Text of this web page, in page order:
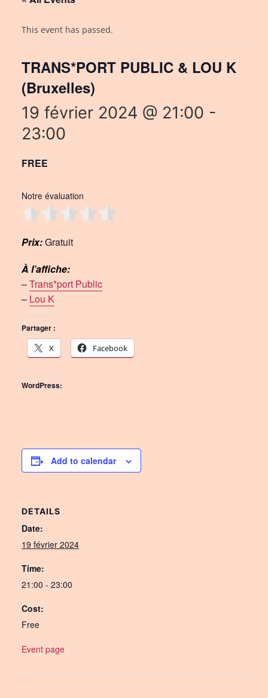
This event has passed.
TRANS*PORT PUBLIC & LOU K
(Bruxelles)
19 février 2024 @ 21:00 -
23:00
FREE
Notre évaluation
Prix:Gratuit
À l’affiche:
–Trans*port Public
– Lou K
Partager :
X
Facebook
WordPress:
Add to calendar
DETAILS
Date:
19 février 2024
Time:
21:00 - 23:00
Cost:
Free
Event page